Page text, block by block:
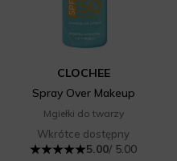
CLOCHEE
Spray Over Makeup
Mgiełki do twarzy
Wkrótce dostępny
5.00/ 5.00